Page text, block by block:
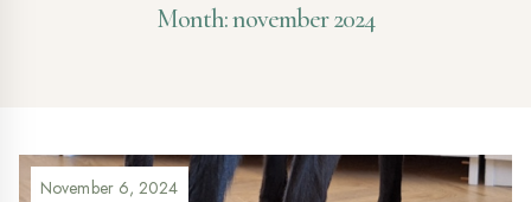
Month: november 2024
November 6, 2024